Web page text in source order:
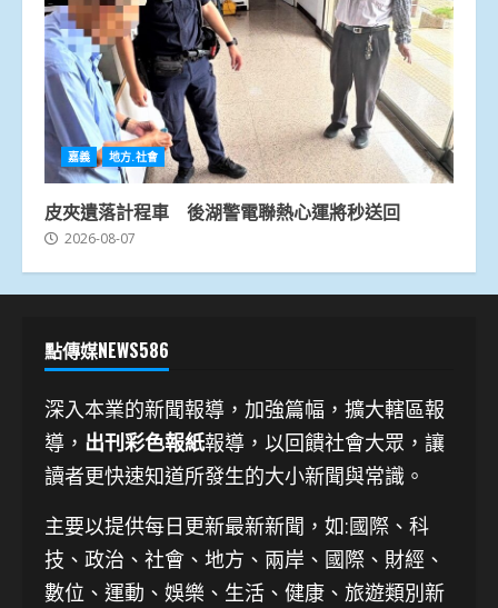
嘉義 地方.社會
皮夾遺落計程車 後湖警電聯熱心運將秒送回
2026-08-07
點傳媒NEWS586
深入本業的新聞報導，加強篇幅，擴大轄區報
導， 出刊彩色報紙報導，以回饋社會大眾，讓
讀者更快速知道所發生的大小新聞與常識。
主要以提供每日更新最新新聞 ，如:國際、科
技、 政治、社會、地方、兩岸、國際、財經、
數位、運動、娛樂、生活、健康、旅遊類別新